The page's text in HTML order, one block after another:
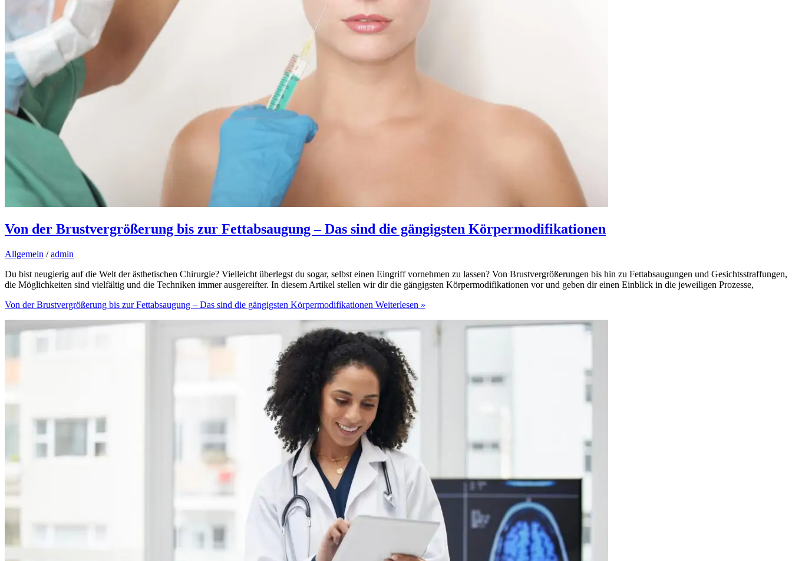
Von der Brustvergrößerung bis zur Fettabsaugung – Das sind die gängigsten Körpermodifikationen
Allgemein /admin
Du bist neugierig auf die Welt der ästhetischen Chirurgie? Vielleicht überlegst du sogar, selbst einen Eingriff vornehmen zu lassen? Von Brustvergrößerungen bis hin zu Fettabsaugungen und Gesichtsstraffungen,
die Möglichkeiten sind vielfältig und die Techniken immer ausgereifter. In diesem Artikel stellen wir dir die gängigsten Körpermodifikationen vor und geben dir einen Einblick in die jeweiligen Prozesse,
Von der Brustvergrößerung bis zur Fettabsaugung – Das sind die gängigsten Körpermodifikationen Weiterlesen »